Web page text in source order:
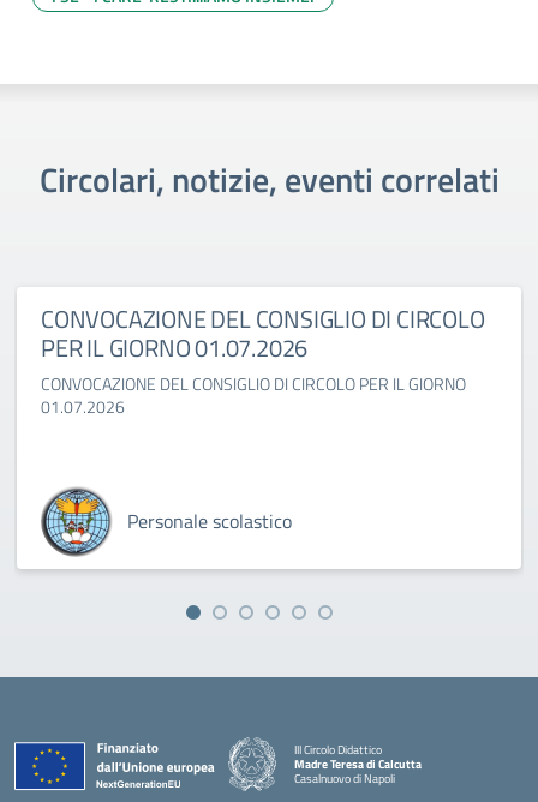
Circolari, notizie, eventi correlati
CONVOCAZIONE DEL CONSIGLIO DI CIRCOLO
PER IL GIORNO 01.07.2026
CONVOCAZIONE DEL CONSIGLIO DI CIRCOLO PER IL GIORNO
01.07.2026
Personale scolastico
III Circolo Didattico
Madre Teresa di Calcutta
Casalnuovo di Napoli
— Visita la pagina iniziale della scuola